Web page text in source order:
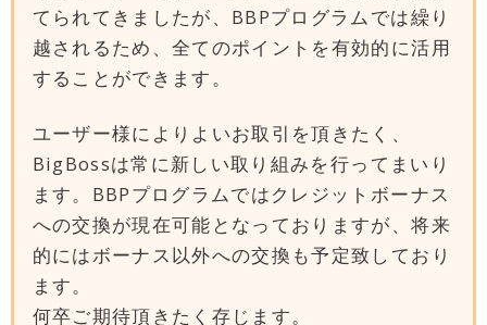
てられてきましたが、BBPプログラムでは繰り
越されるため、全てのポイントを有効的に活用
することができます。
ユーザー様によりよいお取引を頂きたく、
BigBossは常に新しい取り組みを行ってまいり
ます。BBPプログラムではクレジットボーナス
への交換が現在可能となっておりますが、将来
的にはボーナス以外への交換も予定致しており
ます。
何卒ご期待頂きたく存じます。